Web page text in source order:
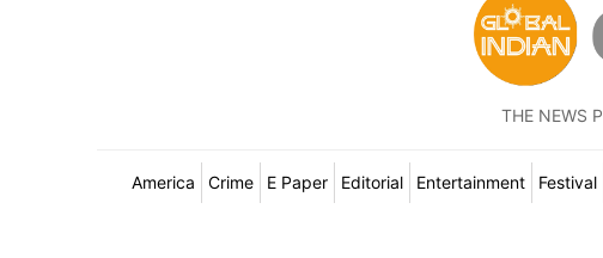
THE NEWS
America Crime E Paper Editorial Entertainment Festival